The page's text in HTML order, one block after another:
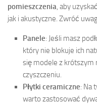
pomieszczenia, aby
jak i akustyczne. Zwróć
Panele: Jeśli masz
który nie blokuje ich
się modele z krótszym
czyszczeniu.
Płytki ceramiczne: Na
warto zastosować